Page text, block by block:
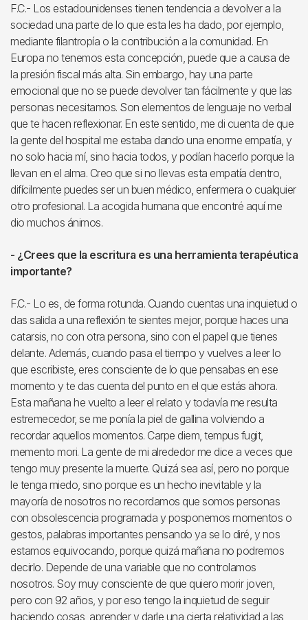
F.C.- Los estadounidenses tienen tendencia a devolver a la
sociedad una parte de lo que esta les ha dado, por ejemplo,
mediante filantropía o la contribución a la comunidad. En
Europa no tenemos esta concepción, puede que a causa de
la presión fiscal más alta. Sin embargo, hay una parte
emocional que no se puede devolver tan fácilmente y que las
personas necesitamos. Son elementos de lenguaje no verbal
que te hacen reflexionar. En este sentido, me di cuenta de que
la gente del hospital me estaba dando una enorme empatía, y
no solo hacia mí, sino hacia todos, y podían hacerlo porque la
llevan en el alma. Creo que si no llevas esta empatía dentro,
difícilmente puedes ser un buen médico, enfermera o cualquier
otro profesional. La acogida humana que encontré aquí me
dio muchos ánimos.
- ¿Crees que la escritura es una herramienta terapéutica
importante?
F.C.- Lo es, de forma rotunda. Cuando cuentas una inquietud o
das salida a una reflexión te sientes mejor, porque haces una
catarsis, no con otra persona, sino con el papel que tienes
delante. Además, cuando pasa el tiempo y vuelves a leer lo
que escribiste, eres consciente de lo que pensabas en ese
momento y te das cuenta del punto en el que estás ahora.
Esta mañana he vuelto a leer el relato y todavía me resulta
estremecedor, se me ponía la piel de gallina volviendo a
recordar aquellos momentos. Carpe diem, tempus fugit,
memento mori. La gente de mi alrededor me dice a veces que
tengo muy presente la muerte. Quizá sea así, pero no porque
le tenga miedo, sino porque es un hecho inevitable y la
mayoría de nosotros no recordamos que somos personas
con obsolescencia programada y posponemos momentos o
gestos, palabras importantes pensando ya se lo diré, y nos
estamos equivocando, porque quizá mañana no podremos
decirlo. Depende de una variable que no controlamos
nosotros. Soy muy consciente de que quiero morir joven,
pero con 92 años, y por eso tengo la inquietud de seguir
haciendo cosas, aprender y darle una cierta relatividad a las